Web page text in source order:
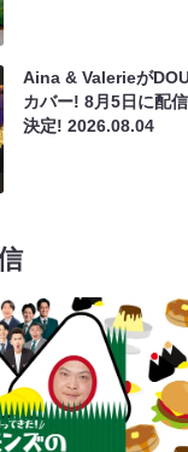
Aina & Valerieが
カバー! 8月5日に配
決定!2026.08.04